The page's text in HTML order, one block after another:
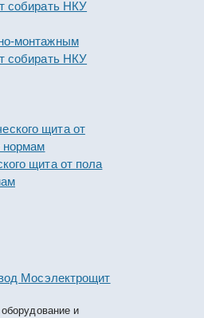
монтажным
собирать НКУ
щита от пола
Мосэлектрощит
и